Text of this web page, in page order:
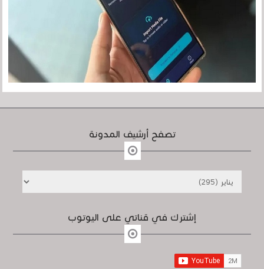
تصفح أرشيف المدونة
إشترك في قناتي على اليوتوب